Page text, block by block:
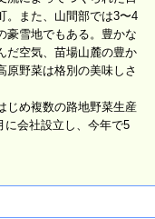
。また、山間部では3〜4
豪雪地でもある。豊かな
だ空気、苗場山麓の豊か
原野菜は格別の美味しさ
じめ複数の路地野菜生産
に会社設立し、今年で5